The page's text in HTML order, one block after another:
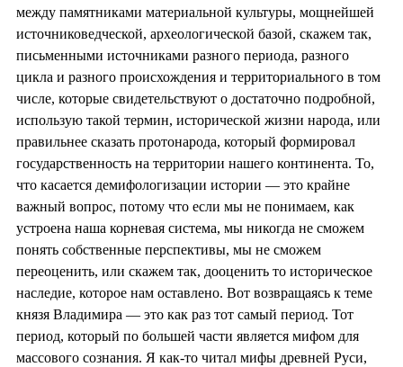
между памятниками материальной культуры, мощнейшей
источниковедческой, археологической базой, скажем так,
письменными источниками разного периода, разного
цикла и разного происхождения и территориального в том
числе, которые свидетельствуют о достаточно подробной,
использую такой термин, исторической жизни народа, или
правильнее сказать протонарода, который формировал
государственность на территории нашего континента. То,
что касается демифологизации истории — это крайне
важный вопрос, потому что если мы не понимаем, как
устроена наша корневая система, мы никогда не сможем
понять собственные перспективы, мы не сможем
переоценить, или скажем так, дооценить то историческое
наследие, которое нам оставлено. Вот возвращаясь к теме
князя Владимира — это как раз тот самый период. Тот
период, который по большей части является мифом для
массового сознания. Я как-то читал мифы древней Руси,